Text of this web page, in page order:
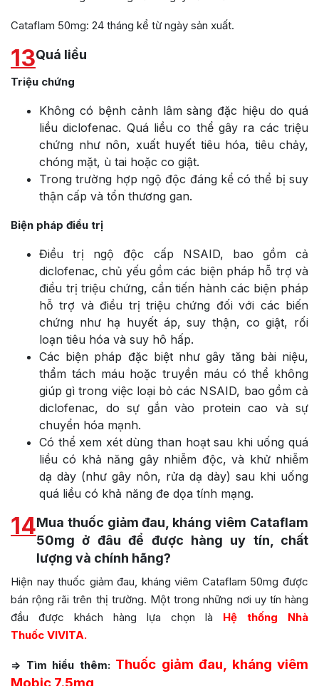
Cataflam 50mg: 24 tháng kể từ ngày sản xuất.
13Quá liều
Triệu chứng
Không có bệnh cảnh lâm sàng đặc hiệu do quá
liều diclofenac. Quá liều co thể gây ra các triệu
chứng như nôn, xuất huyết tiêu hóa, tiêu chảy,
chóng mặt, ù tai hoặc co giật.
Trong trường hợp ngộ độc đáng kể có thể bị suy
thận cấp và tổn thương gan.
Biện pháp điều trị
Điều trị ngộ độc cấp NSAID, bao gồm cả
diclofenac, chủ yếu gồm các biện pháp hỗ trợ và
điều trị triệu chứng, cần tiến hành các biện pháp
hỗ trợ và điều trị triệu chứng đối với các biến
chứng như hạ huyết áp, suy thận, co giật, rối
loạn tiêu hóa và suy hô hấp.
Các biện pháp đặc biệt như gây tăng bài niệu,
thẩm tách máu hoặc truyền máu có thể không
giúp gì trong việc loại bỏ các NSAID, bao gồm cả
diclofenac, do sự gắn vào protein cao và sự
chuyển hóa mạnh.
Có thể xem xét dùng than hoạt sau khi uống quá
liều có khả năng gây nhiễm độc, và khử nhiễm
dạ dày (như gây nôn, rửa dạ dày) sau khi uống
quá liều có khả năng đe dọa tính mạng.
14Mua thuốc giảm đau, kháng viêm Cataflam
50mg ở đâu để được hàng uy tín, chất
lượng và chính hãng?
Hiện nay thuốc giảm đau, kháng viêm Cataflam 50mg được
bán rộng rãi trên thị trường. Một trong những nơi uy tín hàng
đầu được khách hàng lựa chọn là Hệ thống Nhà
Thuốc VIVITA.
=> Tìm hiểu thêm: Thuốc giảm đau, kháng viêm
Mobic 7.5mg